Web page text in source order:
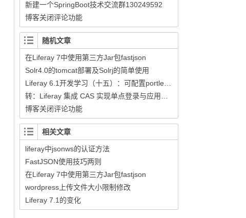
新建一个SpringBoot技术交流群130249592
博客关闭评论功能
随机文章
在Liferay 7中使用第三方Jar包fastjson
Solr4.0的tomcat部署及Solrj的简单使用
博客关闭评论功能
相关文章
liferay中jsonws的认证方法
FastJSON使用技巧两则
在Liferay 7中使用第三方Jar包fastjson
wordpress上传文件大小限制修改
Liferay 7.1的变化